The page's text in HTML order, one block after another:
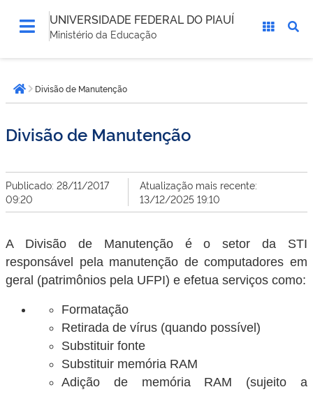
UNIVERSIDADE FEDERAL DO PIAUÍ
Ministério da Educação
está
aqui:Página inicial
Divisão de Manutenção
Divisão de Manutenção
Publicado: 28/11/2017
09:20
Atualização mais recente:
13/12/2025 19:10
A Divisão de Manutenção é o setor da STI
responsável pela manutenção de computadores em
geral (patrimônios pela UFPI) e efetua serviços como:
Formatação
Retirada de vírus (quando possível)
Substituir fonte
Substituir memória RAM
Adição de memória RAM (sujeito a